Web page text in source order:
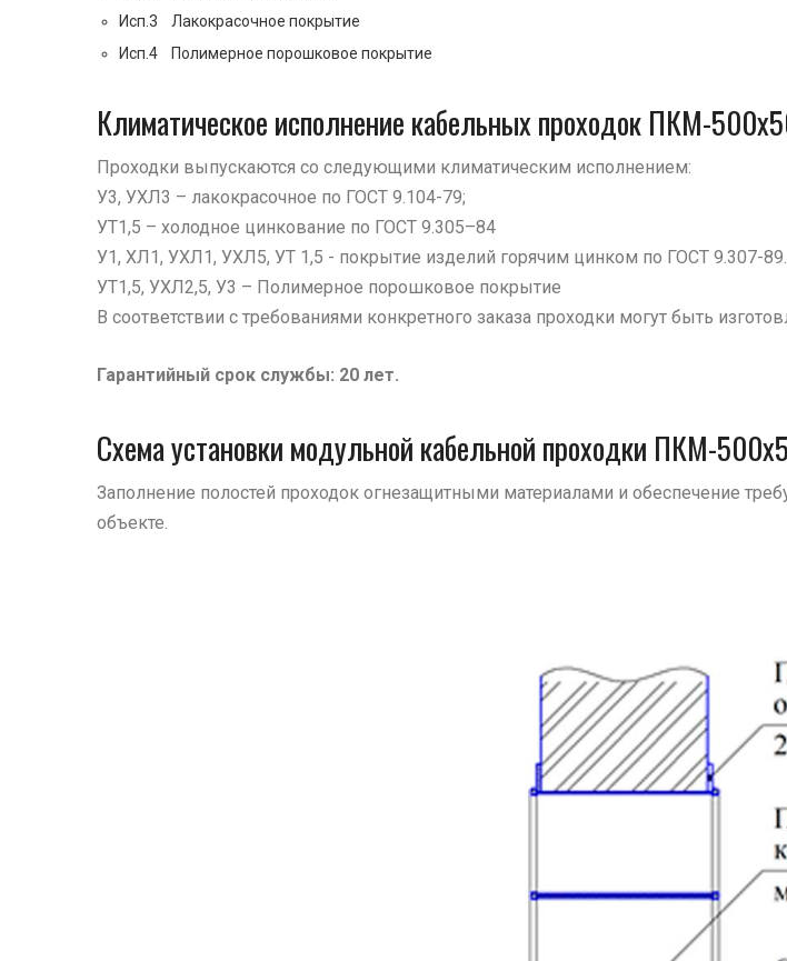
Исп.3 Лакокрасочное покрытие
Исп.4 Полимерное порошковое покрытие
Климатическое исполнение кабельных проходок ПКМ-
Проходки выпускаются со следующими климатическим исполнением:
У3, УХЛ3 – лакокрасочное по ГОСТ 9.104-79;
УТ1,5 – холодное цинкование по ГОСТ 9.305–84
У1, ХЛ1, УХЛ1, УХЛ5, УТ 1,5 - покрытие изделий горячим цинком по ГОСТ 9.307-89.
УТ1,5, УХЛ2,5, У3 – Полимерное порошковое покрытие
В соответствии с требованиями конкретного заказа проходки могут быть
Гарантийный срок службы: 20 лет.
Схема установки модульной кабельной проходки ПКМ-
Заполнение полостей проходок огнезащитными материалами и обеспечение
объекте.